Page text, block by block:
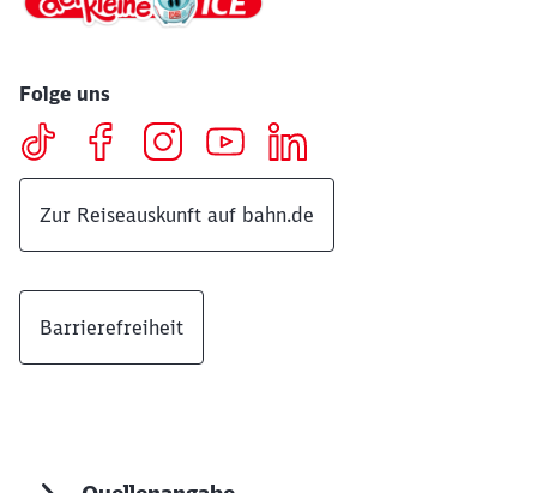
Folge uns
Zur Reiseauskunft auf bahn.de
Barrierefreiheit